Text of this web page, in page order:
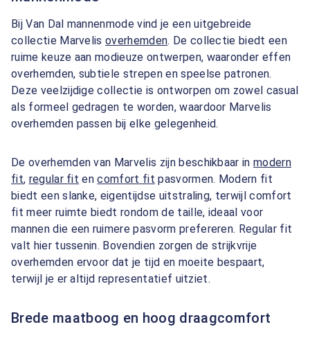
Bij Van Dal mannenmode vind je een uitgebreide
collectie Marvelisoverhemden. De collectie biedt een
ruime keuze aan modieuze ontwerpen, waaronder effen
overhemden, subtiele strepen en speelse patronen.
Deze veelzijdige collectie is ontworpen om zowel casual
als formeel gedragen te worden, waardoor Marvelis
overhemden passen bij elke gelegenheid.
De overhemden van Marvelis zijn beschikbaar inmodern
fit, regular fit encomfort fit pasvormen. Modern fit
biedt een slanke, eigentijdse uitstraling, terwijl comfort
fit meer ruimte biedt rondom de taille, ideaal voor
mannen die een ruimere pasvorm prefereren. Regular fit
valt hier tussenin. Bovendien zorgen de strijkvrije
overhemden ervoor dat je tijd en moeite bespaart,
terwijl je er altijd representatief uitziet.
Brede maatboog en hoog draagcomfort